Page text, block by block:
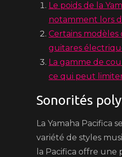
Le poids de la
notamment lors
Certains
guitares
La gamme de
ce qui peut
Sonorités
La Yamaha Pacifica
variété de styles
la Pacifica offre